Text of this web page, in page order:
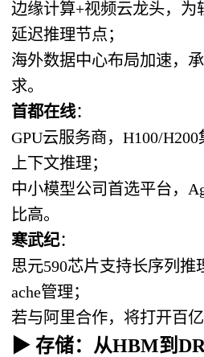
边缘计算+视频云龙头，为
延迟推理节点；
海外数据中心布局加速，
求。
首都在线：
GPU云服务商，H100/
上下文推理；
中小模型公司首选平台，
比高。
寒武纪：
思元590芯片支持长序列推
ache管理；
若与阿里合作，将打开百亿
▶ 存储：从HBM到